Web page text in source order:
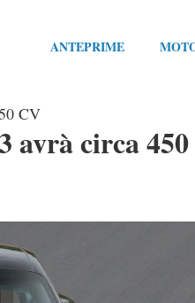
ANTEPRIME
CV
avrà circa